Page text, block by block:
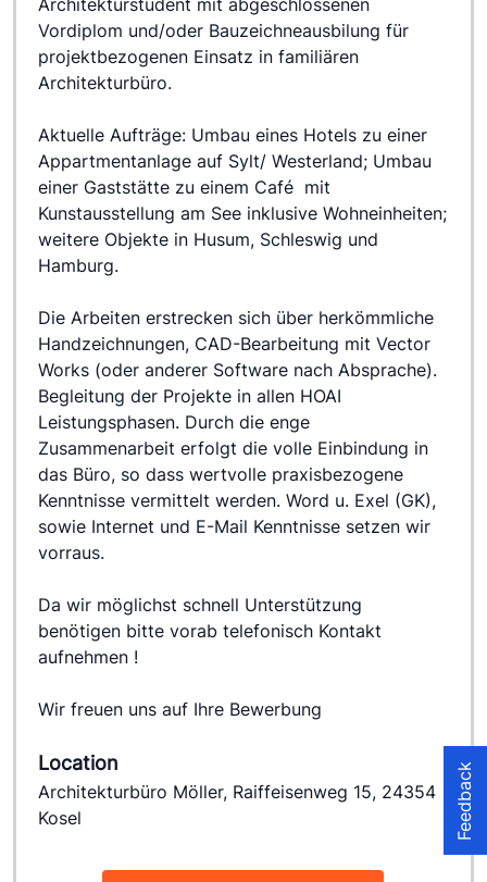
Architekturstudent mit abgeschlossenen
Vordiplom und/oder Bauzeichneausbilung für
projektbezogenen Einsatz in familiären
Architekturbüro.
Aktuelle Aufträge: Umbau eines Hotels zu einer
Appartmentanlage auf Sylt/ Westerland; Umbau
einer Gaststätte zu einem Café  mit
Kunstausstellung am See inklusive Wohneinheiten;
weitere Objekte in Husum, Schleswig und
Hamburg.
Die Arbeiten erstrecken sich über herkömmliche
Handzeichnungen, CAD-Bearbeitung mit Vector
Works (oder anderer Software nach Absprache).
Begleitung der Projekte in allen HOAI
Leistungsphasen. Durch die enge
Zusammenarbeit erfolgt die volle Einbindung in
das Büro, so dass wertvolle praxisbezogene
Kenntnisse vermittelt werden. Word u. Exel (GK),
sowie Internet und E-Mail Kenntnisse setzen wir
vorraus.
Da wir möglichst schnell Unterstützung
benötigen bitte vorab telefonisch Kontakt
aufnehmen !
Wir freuen uns auf Ihre Bewerbung
Location
Architekturbüro Möller, Raiffeisenweg 15, 24354
Kosel
Feedback